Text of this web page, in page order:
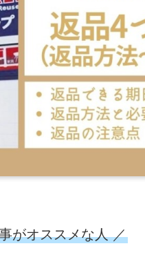
がオススメな人 ／